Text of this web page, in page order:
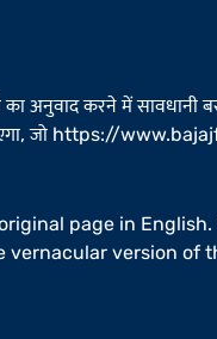
का अनुवाद करने में
जो https://
page in
version of